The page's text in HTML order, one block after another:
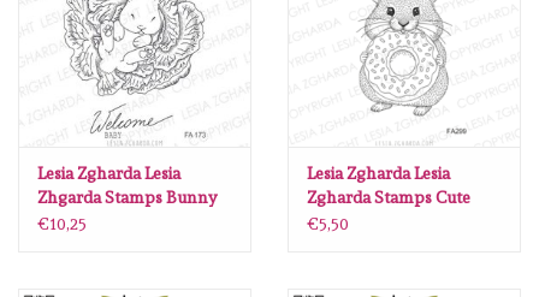
schudmateriaal
Lesia Zgharda
Magnolia
Lesia Zgharda Lesia
Zhgarda Stamps Bunny
in the cabbage FA173
€10,25
Lesia Zgharda Lesia
Zgharda Stamps Cute
Hamster with a Donut
€5,50